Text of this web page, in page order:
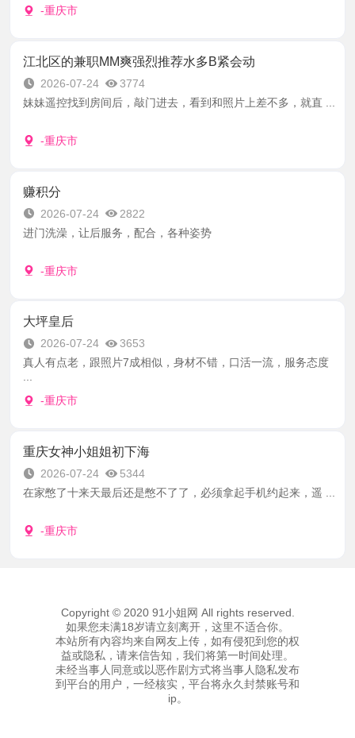
-重庆市
江北区的兼职MM爽强烈推荐水多B紧会动
2026-07-24
3774
妹妹遥控找到房间后，敲门进去，看到和照片上差不多，就直 ...
-重庆市
赚积分
2026-07-24
2822
进门洗澡，让后服务，配合，各种姿势
-重庆市
大坪皇后
2026-07-24
3653
真人有点老，跟照片7成相似，身材不错，口活一流，服务态度
...
-重庆市
重庆女神小姐姐初下海
2026-07-24
5344
在家憋了十来天最后还是憋不了了，必须拿起手机约起来，遥 ...
-重庆市
Copyright © 2020 91小姐网 All rights reserved.
如果您未满18岁请立刻离开，这里不适合你。
本站所有內容均来自网友上传，如有侵犯到您的权
益或隐私，请来信告知，我们将第一时间处理。
未经当事人同意或以恶作剧方式将当事人隐私发布
到平台的用户，一经核实，平台将永久封禁账号和
ip。